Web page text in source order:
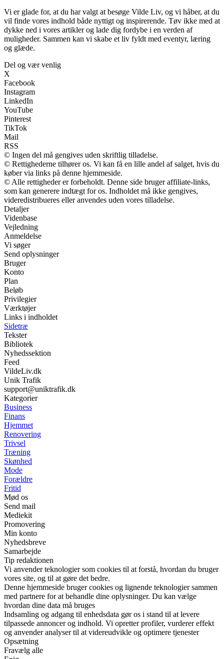
Vi er glade for, at du har valgt at besøge Vilde Liv, og vi håber, at du
vil finde vores indhold både nyttigt og inspirerende. Tøv ikke med at
dykke ned i vores artikler og lade dig fordybe i en verden af
muligheder. Sammen kan vi skabe et liv fyldt med eventyr, læring
og glæde.
Del og vær venlig
X
Facebook
Instagram
LinkedIn
YouTube
Pinterest
TikTok
Mail
RSS
© Ingen del må gengives uden skriftlig tilladelse.
© Rettighederne tilhører os. Vi kan få en lille andel af salget, hvis du
køber via links på denne hjemmeside.
© Alle rettigheder er forbeholdt. Denne side bruger affiliate-links,
som kan generere indtægt for os. Indholdet må ikke gengives,
videredistribueres eller anvendes uden vores tilladelse.
Detaljer
Videnbase
Vejledning
Anmeldelse
Vi søger
Send oplysninger
Bruger
Konto
Plan
Beløb
Privilegier
Værktøjer
Links i indholdet
Sidetræ
Tekster
Bibliotek
Nyhedssektion
Feed
VildeLiv.dk
Unik Trafik
support@uniktrafik.dk
Kategorier
Business
Finans
Hjemmet
Renovering
Trivsel
Træning
Skønhed
Mode
Forældre
Fritid
Mød os
Send mail
Mediekit
Promovering
Min konto
Nyhedsbreve
Samarbejde
Tip redaktionen
Vi anvender teknologier som cookies til at forstå, hvordan du bruger
vores site, og til at gøre det bedre.
Denne hjemmeside bruger cookies og lignende teknologier sammen
med partnere for at behandle dine oplysninger. Du kan vælge
hvordan dine data må bruges
Indsamling og adgang til enhedsdata gør os i stand til at levere
tilpassede annoncer og indhold. Vi opretter profiler, vurderer effekt
og anvender analyser til at videreudvikle og optimere tjenester
Opsætning
Fravælg alle